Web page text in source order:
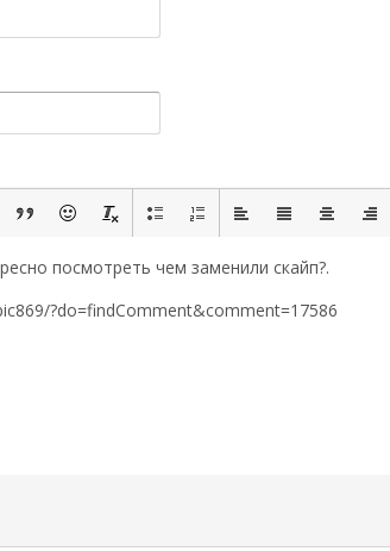
посмотреть чем заменили скайп?.
?do=findComment&comment=17586